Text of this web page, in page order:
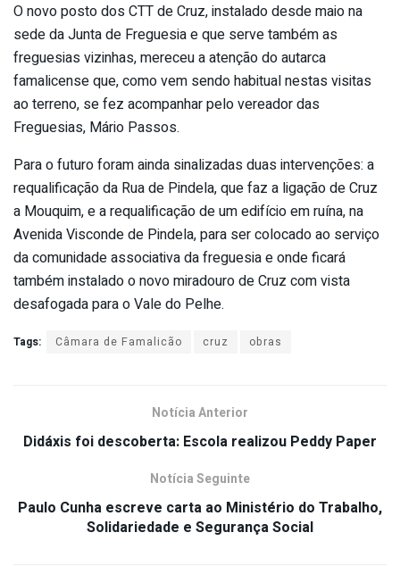
O novo posto dos CTT de Cruz, instalado desde maio na
sede da Junta de Freguesia e que serve também as
freguesias vizinhas, mereceu a atenção do autarca
famalicense que, como vem sendo habitual nestas visitas
ao terreno, se fez acompanhar pelo vereador das
Freguesias, Mário Passos.
Para o futuro foram ainda sinalizadas duas intervenções: a
requalificação da Rua de Pindela, que faz a ligação de Cruz
a Mouquim, e a requalificação de um edifício em ruína, na
Avenida Visconde de Pindela, para ser colocado ao serviço
da comunidade associativa da freguesia e onde ficará
também instalado o novo miradouro de Cruz com vista
desafogada para o Vale do Pelhe.
Tags: Câmara de Famalicão cruz obras
Notícia Anterior
Didáxis foi descoberta: Escola realizou Peddy Paper
Notícia Seguinte
Paulo Cunha escreve carta ao Ministério do Trabalho,
Solidariedade e Segurança Social